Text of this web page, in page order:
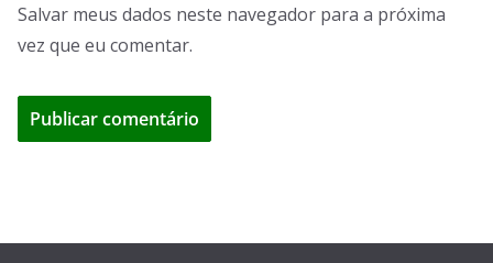
Salvar meus dados neste navegador para a próxima
vez que eu comentar.